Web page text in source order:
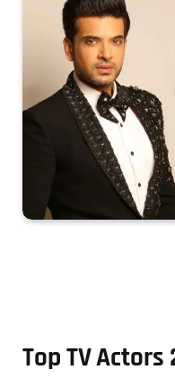
Top TV